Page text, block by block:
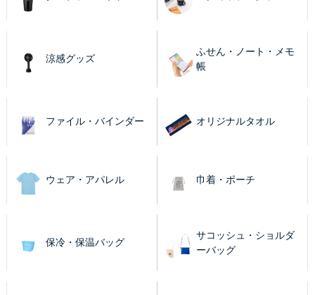
涼感グッズ
ふせん・ノート・メモ
帳
ファイル・バインダー オリジナルタオル
ウェア・アパレル 巾着・ポーチ
保冷・保温バッグ
サコッシュ・ショルダ
ーバッグ